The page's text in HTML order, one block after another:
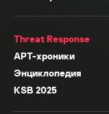
Threat Response
APT-хроники
Энциклопедия
KSB 2025